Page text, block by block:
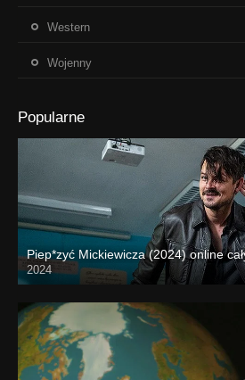
Western
Wojenny
Popularne
Piep*zyć Mickiewicza (2024) online
2024